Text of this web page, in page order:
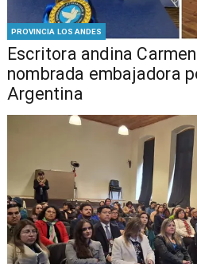
PROVINCIA LOS ANDES
Escritora andina
nombrada embajadora
Argentina